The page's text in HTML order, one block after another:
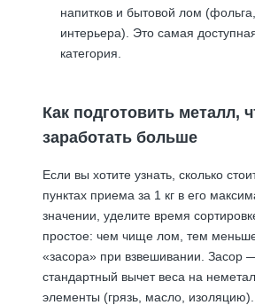
напитков и бытовой лом
интерьера). Это самая
категория.
Как подготовить металл,
заработать больше
Если вы хотите узнать, сколько
пунктах приема за 1 кг в его
значении, уделите время
простое: чем чище лом, тем
«засора» при взвешивании. Засор
стандартный вычет веса на
элементы (грязь, масло, изоляцию).